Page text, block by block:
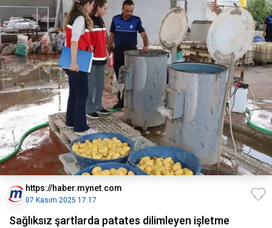
https://haber.mynet.com
07 Kasım 2025 17:17
Sağlıksız şartlarda patates dilimleyen işletme